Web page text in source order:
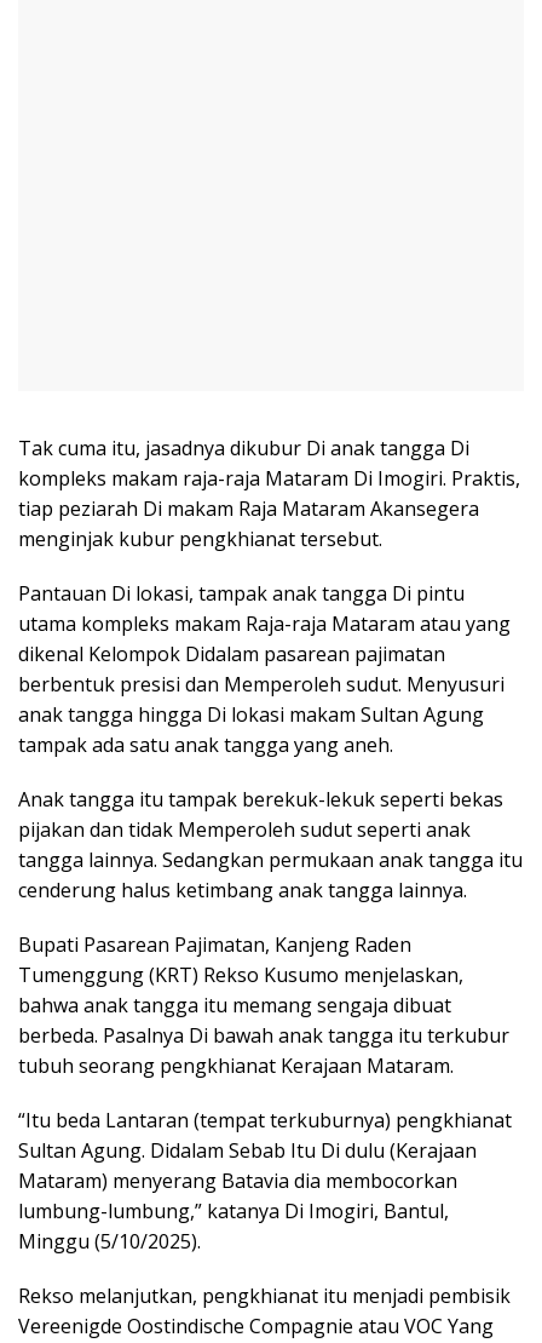
Tak cuma itu, jasadnya dikubur Di anak tangga Di
kompleks makam raja-raja Mataram Di Imogiri. Praktis,
tiap peziarah Di makam Raja Mataram Akansegera
menginjak kubur pengkhianat tersebut.
Pantauan Di lokasi, tampak anak tangga Di pintu
utama kompleks makam Raja-raja Mataram atau yang
dikenal Kelompok Didalam pasarean pajimatan
berbentuk presisi dan Memperoleh sudut. Menyusuri
anak tangga hingga Di lokasi makam Sultan Agung
tampak ada satu anak tangga yang aneh.
Anak tangga itu tampak berekuk-lekuk seperti bekas
pijakan dan tidak Memperoleh sudut seperti anak
tangga lainnya. Sedangkan permukaan anak tangga itu
cenderung halus ketimbang anak tangga lainnya.
Bupati Pasarean Pajimatan, Kanjeng Raden
Tumenggung (KRT) Rekso Kusumo menjelaskan,
bahwa anak tangga itu memang sengaja dibuat
berbeda. Pasalnya Di bawah anak tangga itu terkubur
tubuh seorang pengkhianat Kerajaan Mataram.
“Itu beda Lantaran (tempat terkuburnya) pengkhianat
Sultan Agung. Didalam Sebab Itu Di dulu (Kerajaan
Mataram) menyerang Batavia dia membocorkan
lumbung-lumbung,” katanya Di Imogiri, Bantul,
Minggu (5/10/2025).
Rekso melanjutkan, pengkhianat itu menjadi pembisik
Vereenigde Oostindische Compagnie atau VOC Yang